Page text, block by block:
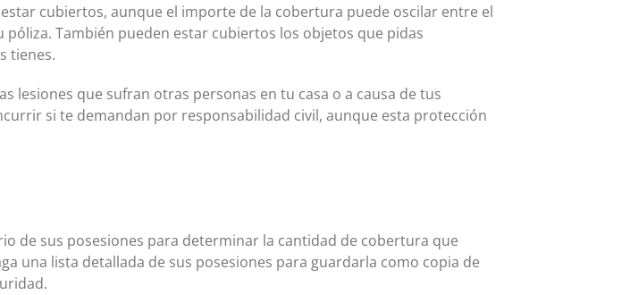
cubiertos, aunque el importe de la cobertura puede oscilar entre el
También pueden estar cubiertos los objetos que pidas
tienes.
lesiones que sufran otras personas en tu casa o a causa de tus
si te demandan por responsabilidad civil, aunque esta protección
de sus posesiones para determinar la cantidad de cobertura que
una lista detallada de sus posesiones para guardarla como copia de